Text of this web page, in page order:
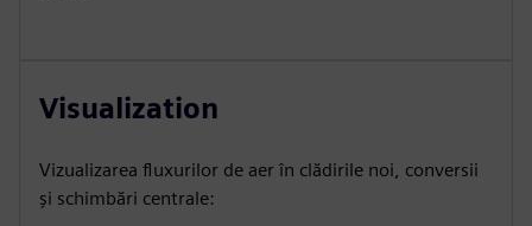
Visualization
Vizualizarea fluxurilor de aer în clădirile noi, conversii
și schimbări centrale: